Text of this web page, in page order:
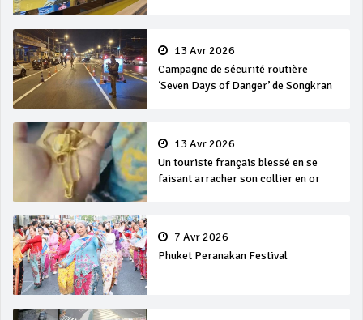
13 Avr 2026
Campagne de sécurité routière
‘Seven Days of Danger’ de Songkran
13 Avr 2026
Un touriste français blessé en se
faisant arracher son collier en or
7 Avr 2026
Phuket Peranakan Festival